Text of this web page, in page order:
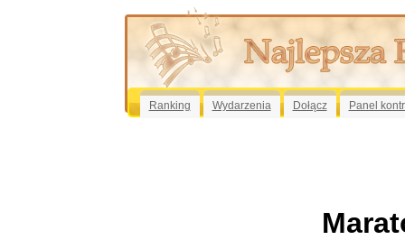
Ranking Wydarzenia Dołącz Panel